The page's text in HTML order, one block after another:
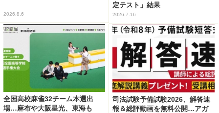
2026.8.6
定テスト」結果
2026.7.16
全国高校麻雀32チーム本選出
場…麻布や大阪星光、東海も
司法試験予備試験2026、解答速
報＆総評動画を無料公開…アガ